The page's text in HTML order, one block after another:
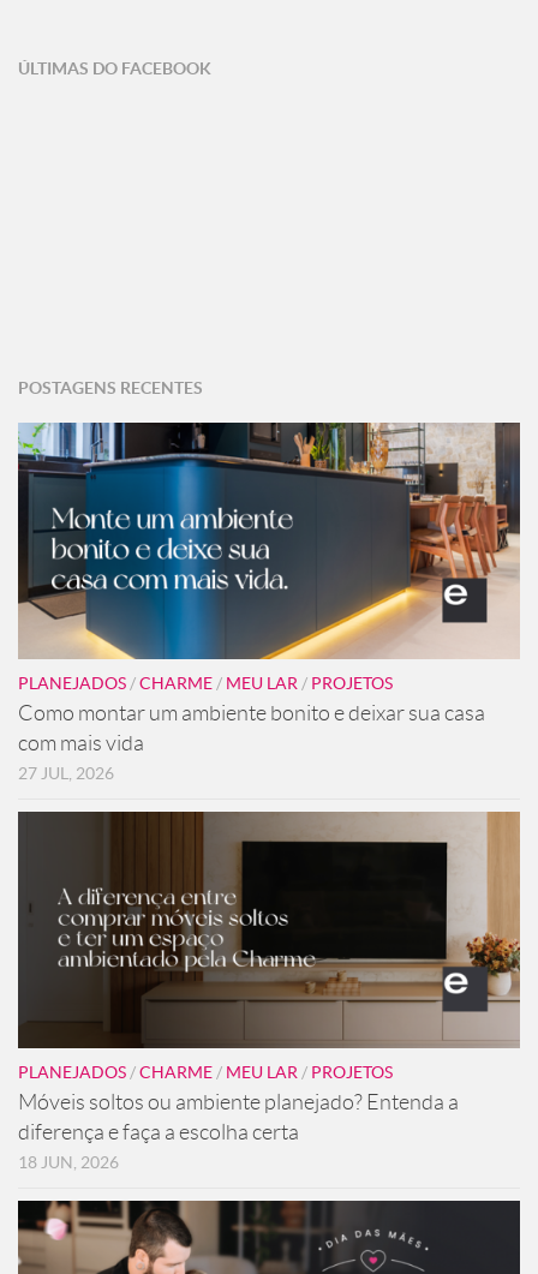
ÚLTIMAS DO FACEBOOK
POSTAGENS RECENTES
PLANEJADOS/CHARME/ MEU LAR/ PROJETOS
Como montar um ambiente bonito e deixar sua casa
com mais vida
27 JUL, 2026
PLANEJADOS /CHARME / MEU LAR / PROJETOS
Móveis soltos ou ambiente planejado? Entenda a
diferença e faça a escolha certa
18 JUN, 2026